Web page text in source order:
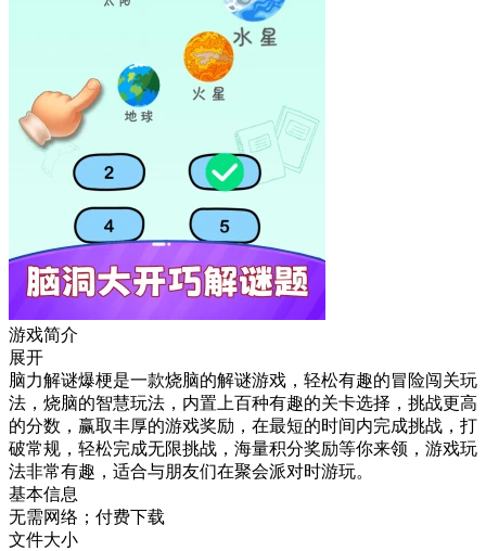
游戏简介
展开
脑力解谜爆梗是一款烧脑的解谜游戏，轻松有趣的冒险闯关玩
法，烧脑的智慧玩法，内置上百种有趣的关卡选择，挑战更高
的分数，赢取丰厚的游戏奖励，在最短的时间内完成挑战，打
破常规，轻松完成无限挑战，海量积分奖励等你来领，游戏玩
法非常有趣，适合与朋友们在聚会派对时游玩。
基本信息
无需网络；付费下载
文件大小